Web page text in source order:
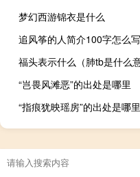
梦幻西游锦衣是什么
“岂畏风滩恶”的出处是哪里
“指痕犹映瑶房”的出处是哪里